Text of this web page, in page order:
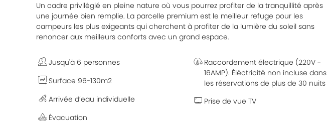
Un cadre privilégié en pleine nature où vous pourrez profiter de la tranquillité après
une journée bien remplie. La parcelle premium est le meilleur refuge pour les
campeurs les plus exigeants qui cherchent à profiter de la lumière du soleil sans
renoncer aux meilleurs conforts avec un grand espace.
Jusqu'à 6 personnes
Surface 96-130m2
Arrivée d’eau individuelle
Évacuation
Raccordement électrique (220V -
16AMP). Éléctricité non incluse dans
les réservations de plus de 30 nuits
Prise de vue TV